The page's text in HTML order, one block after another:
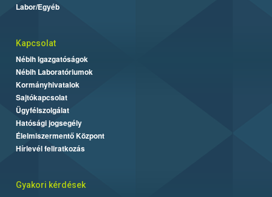
Labor/Egyéb
Kapcsolat
Nébih Igazgatóságok
Nébih Laboratóriumok
Kormányhivatalok
Sajtókapcsolat
Ügyfélszolgálat
Hatósági jogsegély
Élelmiszermentő Központ
Hírlevél feliratkozás
Gyakori kérdések